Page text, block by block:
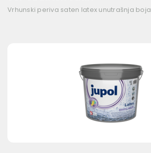
Vrhunski periva saten latex unutrašnja boja